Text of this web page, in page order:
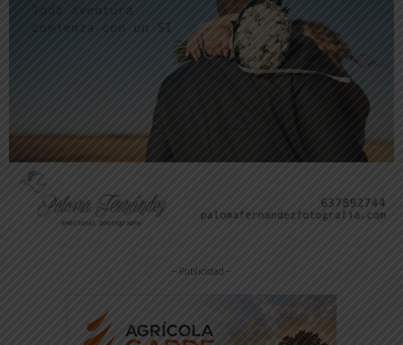
-- Publicidad --